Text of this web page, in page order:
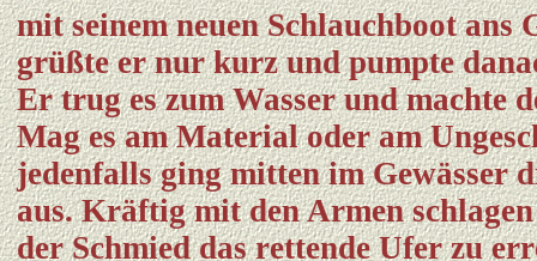
mit seinem neuen Schlauchboot ans
grüßte er nur kurz und pumpte
Er trug es zum Wasser und machte
Mag es am Material oder am
jedenfalls ging mitten im Gewässer
aus. Kräftig mit den Armen
der Schmied das rettende Ufer zu